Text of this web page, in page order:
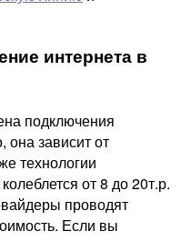
интернета в
подключения
она зависит от
технологии
от 8 до 20т.р.
проводят
Если вы